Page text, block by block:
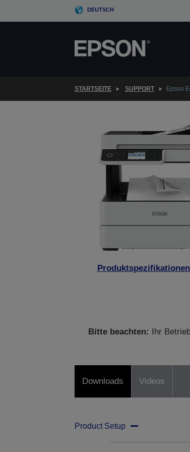
DEUTSCH
STARTSEITE SUPPORT Epson
Bitte beachten:
Ihr
Downloads Videos
Product Setup